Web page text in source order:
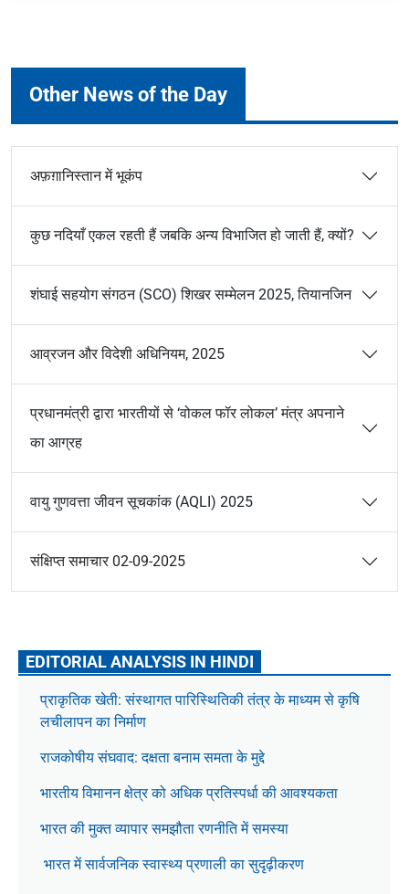
Other News of the Day
अफ़ग़ानिस्तान में भूकंप
कुछ नदियाँ एकल रहती हैं जबकि अन्य विभाजित हो जाती हैं, क्यों?
शंघाई सहयोग संगठन (SCO) शिखर सम्मेलन 2025, तियानजिन
आव्रजन और विदेशी अधिनियम, 2025
प्रधानमंत्री द्वारा भारतीयों से ‘वोकल फॉर लोकल’ मंत्र अपनाने
का आग्रह
वायु गुणवत्ता जीवन सूचकांक (AQLI) 2025
संक्षिप्त समाचार 02-09-2025
EDITORIAL ANALYSIS IN HINDI
प्राकृतिक खेती: संस्थागत पारिस्थितिकी तंत्र के माध्यम से कृषि
लचीलापन का निर्माण
राजकोषीय संघवाद: दक्षता बनाम समता के मुद्दे
भारतीय विमानन क्षेत्र को अधिक प्रतिस्पर्धा की आवश्यकता
भारत की मुक्त व्यापार समझौता रणनीति में समस्या
भारत में सार्वजनिक स्वास्थ्य प्रणाली का सुदृढ़ीकरण